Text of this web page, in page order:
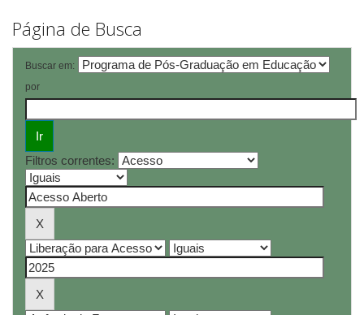
Página de Busca
Buscar em:
por
Filtros correntes: